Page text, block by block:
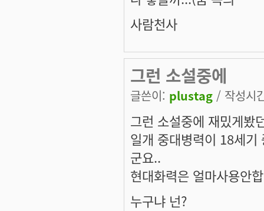
사람천사
그런 소설중에
글쓴이: plustag / 작성시
그런 소설중에 재밌게봤
일개 중대병력이 18세기
군요..
현대화력은 얼마사용안
누구냐 넌?